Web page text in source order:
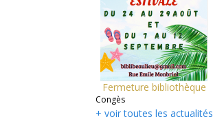
Fermeture bibliothèque
Congès
+ voir toutes les actualités